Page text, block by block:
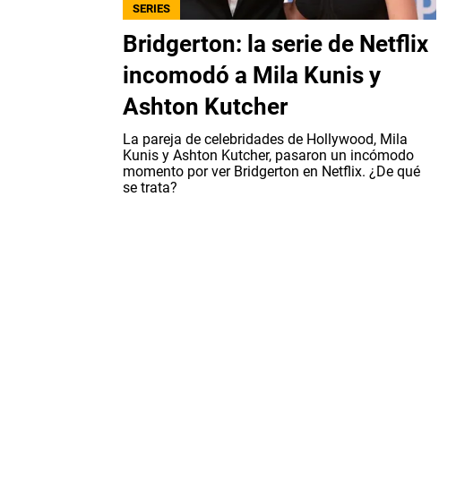
SERIES
Bridgerton: la serie de Netflix
incomodó a Mila Kunis y
Ashton Kutcher
La pareja de celebridades de Hollywood, Mila
Kunis y Ashton Kutcher, pasaron un incómodo
momento por ver Bridgerton en Netflix. ¿De qué
se trata?